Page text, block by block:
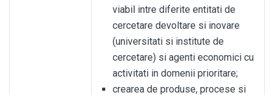
viabil intre diferite entitati de
cercetare devoltare si inovare
(universitati si institute de
cercetare) si agenti economici cu
activitati in domenii prioritare;
crearea de produse, procese si